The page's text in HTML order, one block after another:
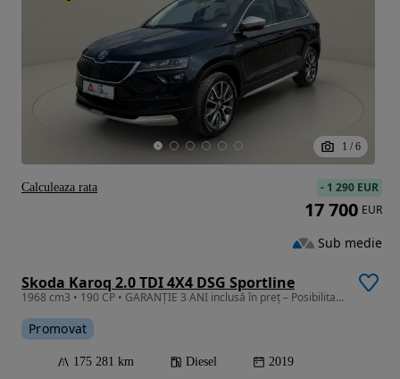
1 / 6
Skoda Karoq 2.0 TDI 4X4 DSG Sportline
1968 cm3 • 190 CP • GARANȚIE 3 ANI inclusă în preț – Posibilitate CREDIT/LEASING
Promovat
175 281 km Diesel 2019
- 1 290 EUR
17 700 EUR
Sub medie
Calculeaza rata